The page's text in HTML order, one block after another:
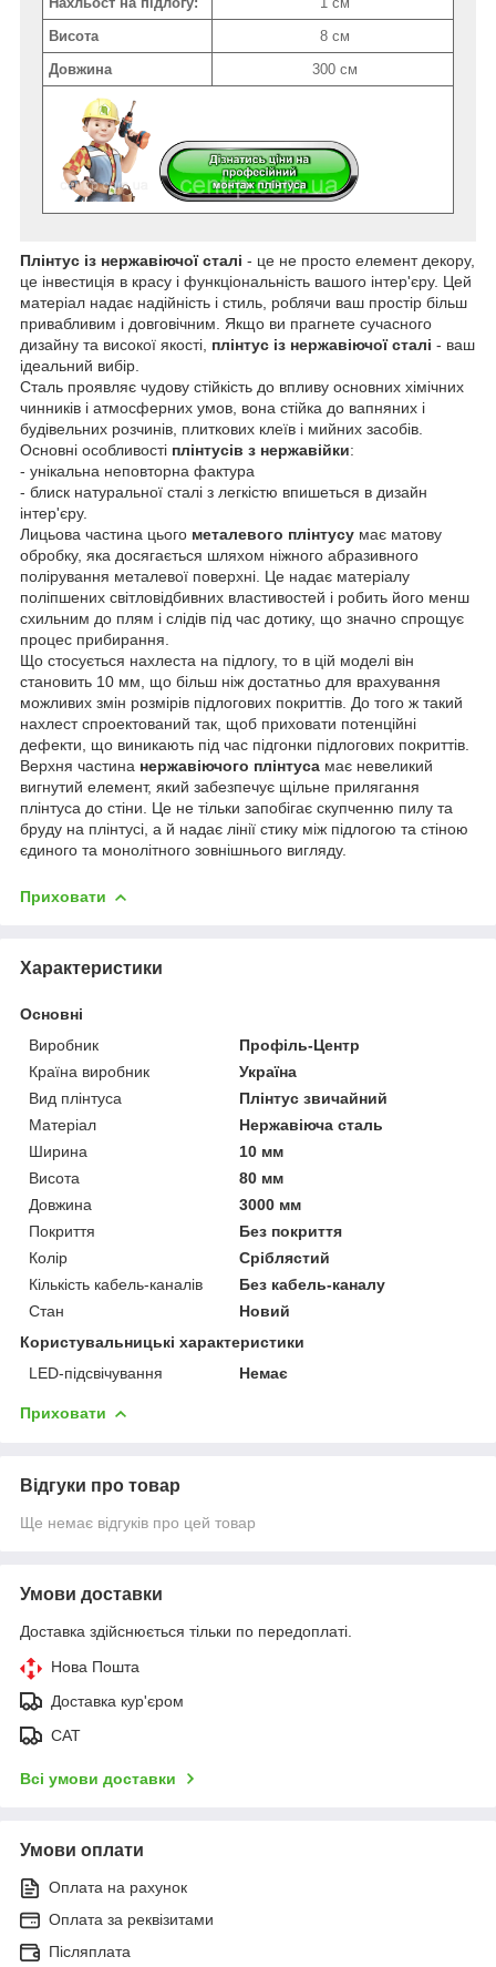
Висота
8 см
Довжина
300 см
Плінтус із нержавіючої сталі - це не просто елемент декору,
це інвестиція в красу і функціональність вашого інтер'єру. Цей
матеріал надає надійність і стиль, роблячи ваш простір більш
привабливим і довговічним. Якщо ви прагнете сучасного
дизайну та високої якості, плінтус із нержавіючої сталі - ваш
ідеальний вибір.
Сталь проявляє чудову стійкість до впливу основних хімічних
чинників і атмосферних умов, вона стійка до вапняних і
будівельних розчинів, плиткових клеїв і мийних засобів.
Основні особливості плінтусів з нержавійки:
- унікальна неповторна фактура
- блиск натуральної сталі з легкістю впишеться в дизайн
інтер'єру.
Лицьова частина цього металевого плінтусу має матову
обробку, яка досягається шляхом ніжного абразивного
полірування металевої поверхні. Це надає матеріалу
поліпшених світловідбивних властивостей і робить його менш
схильним до плям і слідів під час дотику, що значно спрощує
процес прибирання.
Що стосується нахлеста на підлогу, то в цій моделі він
становить 10 мм, що більш ніж достатньо для врахування
можливих змін розмірів підлогових покриттів. До того ж такий
нахлест спроектований так, щоб приховати потенційні
дефекти, що виникають під час підгонки підлогових покриттів.
Верхня частина нержавіючого плінтуса має невеликий
вигнутий елемент, який забезпечує щільне прилягання
плінтуса до стіни. Це не тільки запобігає скупченню пилу та
бруду на плінтусі, а й надає лінії стику між підлогою та стіною
єдиного та монолітного зовнішнього вигляду.
Приховати
Характеристики
Основні
Виробник
Профіль-Центр
Країна виробник
Україна
Вид плінтуса
Плінтус звичайний
Матеріал
Нержавіюча сталь
Ширина
10 мм
Висота
80 мм
Довжина
3000 мм
Покриття
Без покриття
Колір
Сріблястий
Кількість кабель-каналів
Без кабель-каналу
Стан
Новий
Користувальницькі характеристики
LED-підсвічування
Немає
Приховати
Відгуки про товар
Ще немає відгуків про цей товар
Умови доставки
Доставка здійснюється тільки по передоплаті.
Нова Пошта
Доставка кур'єром
САТ
Всі умови доставки
Умови оплати
Оплата на рахунок
Оплата за реквізитами
Післяплата